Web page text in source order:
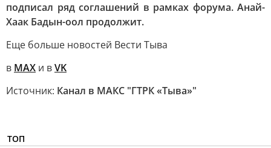
подписал ряд соглашений в рамках форума. Анай-
Хаак Бадын-оол продолжит.
Еще больше новостей Вести Тыва
в MAX и вVK
Источник: Канал в МАКС "ГТРК «Тыва»"
ТОП